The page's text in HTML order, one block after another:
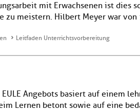
mit Erwachsenen ist
zu meistern. Hilbert Meyer war
Leitfaden Unterrichtsvorbereitung
Angebots basiert auf einem
Lernen betont sowie auf eine